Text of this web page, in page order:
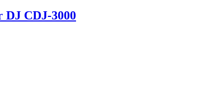
CDJ-3000